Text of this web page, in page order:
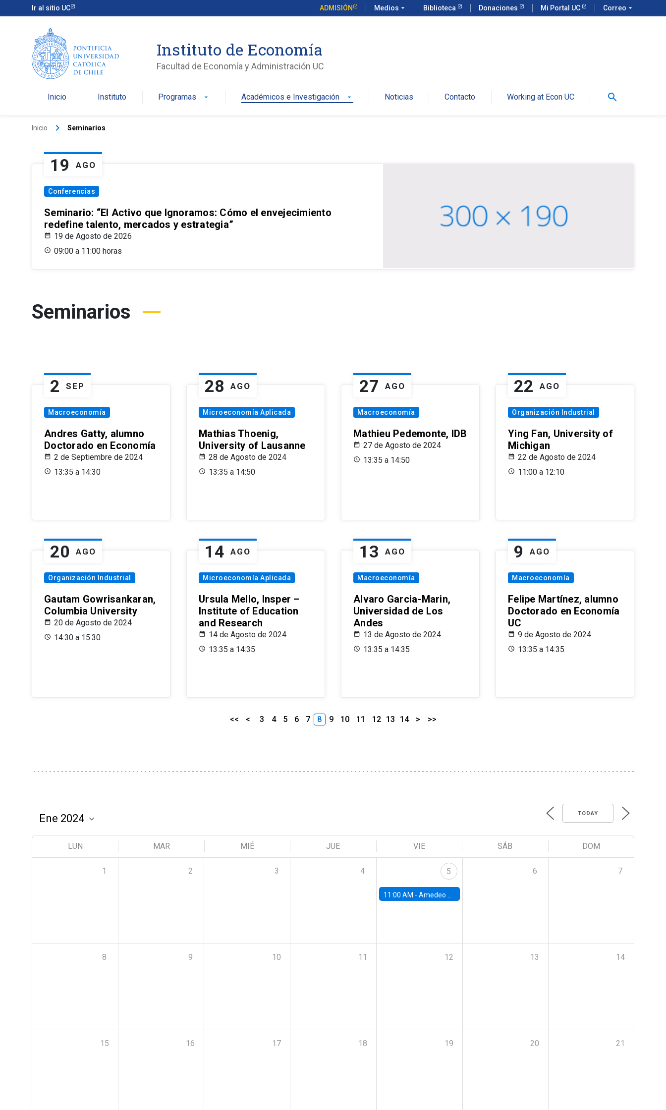
Ir al sitio UC ADMISIÓN Medios arrow_drop_down Biblioteca Donaciones Mi Portal UC Correo arrow_drop_down
Instituto de Economía
Facultad de Economía y Administración UC
Inicio Instituto Programas arrow_drop_down Académicos e Investigación arrow_drop_down Noticias Contacto Working at Econ UC search
Inicio keyboard_arrow_right Seminarios
19 AGO
Conferencias
Seminario: “El Activo que Ignoramos: Cómo el envejecimiento
redefine talento, mercados y estrategia”
19 de Agosto de 2026
09:00 a 11:00 horas
Seminarios
2 SEP
Macroeconomía
Andres Gatty, alumno
Doctorado en Economía
2 de Septiembre de 2024
13:35 a 14:30
28 AGO
Microeconomía Aplicada
Mathias Thoenig,
University of Lausanne
28 de Agosto de 2024
13:35 a 14:50
27 AGO
Macroeconomía
Mathieu Pedemonte, IDB
27 de Agosto de 2024
13:35 a 14:50
22 AGO
Organización Industrial
Ying Fan, University of
Michigan
22 de Agosto de 2024
11:00 a 12:10
20 AGO
Organización Industrial
Gautam Gowrisankaran,
Columbia University
20 de Agosto de 2024
14:30 a 15:30
14 AGO
Microeconomía Aplicada
Ursula Mello, Insper –
Institute of Education
and Research
14 de Agosto de 2024
13:35 a 14:35
13 AGO
Macroeconomía
Alvaro Garcia-Marin,
Universidad de Los
Andes
13 de Agosto de 2024
13:35 a 14:35
9 AGO
Macroeconomía
Felipe Martínez, alumno
Doctorado en Economía
UC
9 de Agosto de 2024
13:35 a 14:35
<< < 3 4 5 6 7 8 9 10 11 12 13 14 > >>
TODAY
LUN MAR MIÉ JUE VIE SÁB DOM
1 2 3 4 5
11:00 AM - Amedeo Piolatto, Universidad Autónoma de Barcelona (UAB)
6 7
8 9 10 11 12 13 14
15 16 17 18 19 20 21